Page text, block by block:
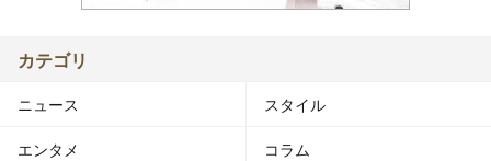
カテゴリ
ニュース スタイル
エンタメ コラム